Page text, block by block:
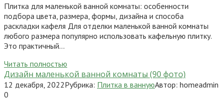
Плитка для маленькой ванной комнаты: особенности
подбора цвета, размера, формы, дизайна и способа
раскладки кафеля Для отделки маленькой ванной комнаты
любого размера популярно использовать кафельную плитку.
Это практичный…
Читать полностью
Дизайн маленькой ванной комнаты (90 фото)
12 декабря, 2022Рубрика: Плитка в ваннуюАвтор: homeadmin
0